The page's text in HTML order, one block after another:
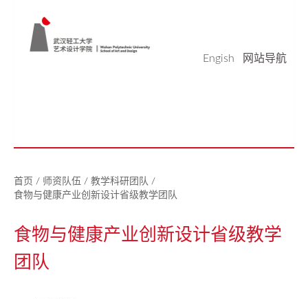
Engish
网站导航
首页 / 师资队伍 / 教学科研团队 /
食物与健康产业创新设计省级教学团队
食物与健康产业创新设计省级教学
团队